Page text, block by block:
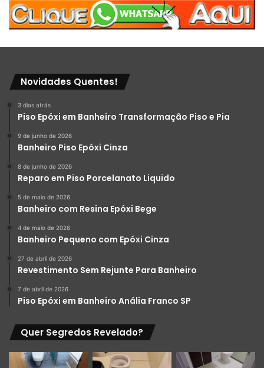
Novidades Quentes!
3 dias atrás
Piso Epóxi em Banheiro Transformação Piso e Pia
9 de junho de 2026
Banheiro Piso Epóxi Cinza
8 de junho de 2026
Reparo em Piso Porcelanato Liquido
5 de maio de 2026
Banheiro com Resina Epóxi Bege
4 de maio de 2026
Banheiro Pequeno com Epóxi Cinza
27 de abril de 2026
Revestimento Sem Rejunte Para Banheiro
7 de abril de 2026
Piso Epóxi em Banheiro Anália Franco SP
Quer Segredos Revelado?